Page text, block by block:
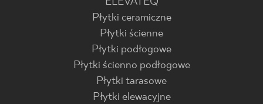
Płytki ceramiczne
Płytki ścienne
Płytki podłogowe
Płytki ścienno podłogowe
Płytki tarasowe
Płytki elewacyjne